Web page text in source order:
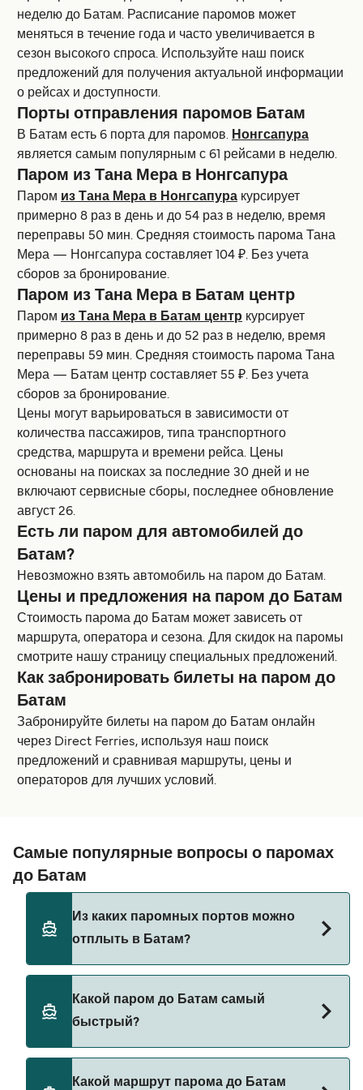
неделю до Батам. Расписание паромов может
меняться в течение года и часто увеличивается в
сезон высокoго спроса. Используйте наш поиск
предложений для получения актуальной информации
о рейсах и доступности.
Порты отправления паромов Батам
В Батам есть 6 порта для паромов. Нонгсапура
является самым популярным с 61 рейсами в неделю.
Паром из Тана Мера в Нонгсапура
Паром из Тана Мера в Нонгсапура курсирует
примерно 8 раз в день и до 54 раз в неделю, время
переправы 50 мин. Средняя стоимость парома Тана
Мера — Нонгсапура составляет 104 ₽. Без учета
сборов за бронирование.
Паром из Тана Мера в Батам центр
Паром из Тана Мера в Батам центр курсирует
примерно 8 раз в день и до 52 раз в неделю, время
переправы 59 мин. Средняя стоимость парома Тана
Мера — Батам центр составляет 55 ₽. Без учета
сборов за бронирование.
Цены могут варьироваться в зависимости от
количества пассажиров, типа транспортного
средства, маршрута и времени рейса. Цены
основаны на поисках за последние 30 дней и не
включают сервисные сборы, последнее обновление
август 26.
Есть ли паром для автомобилей до
Батам?
Невозможно взять автомобиль на паром до Батам.
Цены и предложения на паром до Батам
Стоимость парома до Батам может зависеть от
маршрута, оператора и сезона. Для скидок на паромы
смотрите нашу страницу специальных предложений.
Как забронировать билеты на паром до
Батам
Забронируйте билеты на паром до Батам онлайн
через Direct Ferries, используя наш поиск
предложений и сравнивая маршруты, цены и
операторов для лучших условий.
Самые популярные вопросы о паромах
до Батам
Из каких паромных портов можно
отплыть в Батам?
Тана Мера
Харборфронт
Pasir Gudang
Какой паром до Батам самый
быстрый?
Какой маршрут парома до Батам